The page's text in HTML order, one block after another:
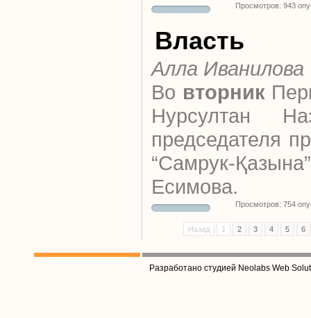
Просмотров: 943
Власть
Алла Иванилова
Во вторник
Нурсултан
председателя
“Самрук-
Есимова.
Просмотров: 754
Назад 1 2 3 4 5 6
Разработано студией Neolabs Web